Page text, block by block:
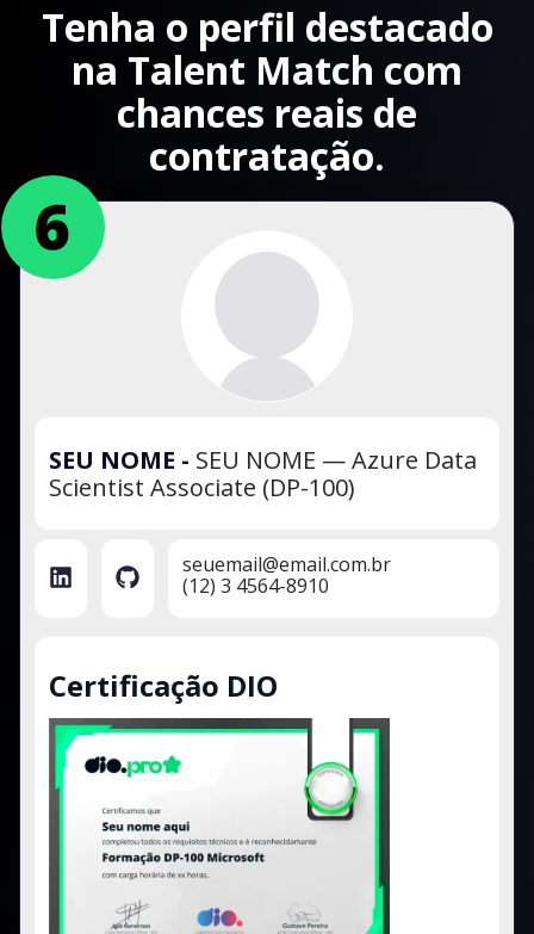
Tenha o perfil destacado
na Talent Match com
chances reais de
contratação.
SEU NOME - SEU NOME — Azure Data
Scientist Associate (DP-100)
seuemail@email.com.br
(12) 3 4564-8910
Certificação DIO